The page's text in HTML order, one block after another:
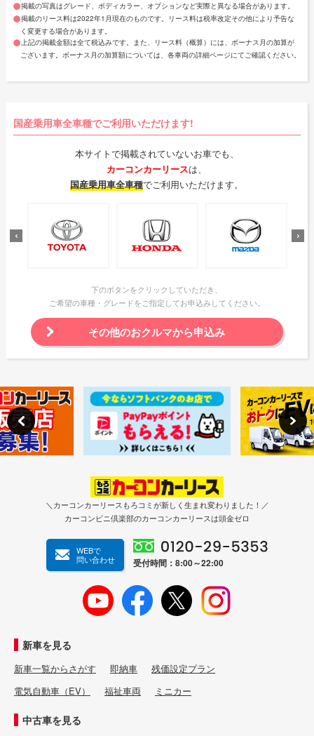
掲載の写真はグレード、ボディカラー、オプションなど実際と異なる場合があります。
掲載のリース料は2022年1月現在のものです。リース料は税率改定その他により予告な
く変更する場合があります。
上記の掲載金額は全て税込みです。また、リース料（概算）には、ボーナス月の加算が
ございます。ボーナス月の加算額については、各車両の詳細ページにてご確認ください。
国産乗用車全車種でご利用いただけます!
本サイトで掲載されていないお車でも、
カーコンカーリースは、
国産乗用車全車種でご利用いただけます。
下のボタンをクリックしていただき、
ご希望の車種・グレードをご指定してお申込みしてください。
その他のおクルマから申込み
＼カーコンカーリースもろコミが新しく生まれ変わりました！／
カーコンビニ倶楽部のカーコンカーリースは頭金ゼロ
WEBで
問い合わせ
受付時間：8:00～22:00
新車を見る
新車一覧からさがす 即納車
残価設定プラン
電気自動車（EV）
福祉車両 ミニカー
中古車を見る